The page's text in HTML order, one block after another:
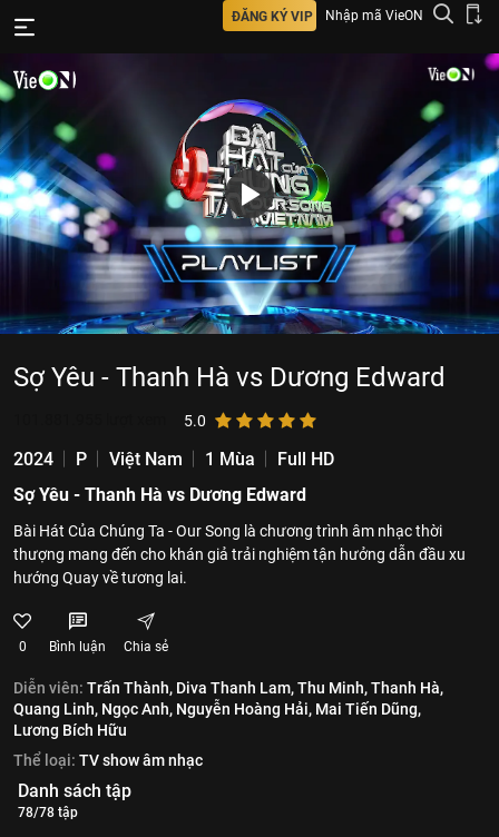
ĐĂNG KÝ VIP Nhập mã VieON
Sợ Yêu - Thanh Hà vs Dương Edward
5.0
2024 P Việt Nam 1 Mùa
Full HD
Sợ Yêu - Thanh Hà vs Dương Edward
Bài Hát Của Chúng Ta - Our Song là chương trình âm nhạc thời
thượng mang đến cho khán giả trải nghiệm tận hưởng dẫn đầu xu
hướng Quay về tương lai.
0 Bình luận Chia sẻ
Diễn viên: Trấn Thành, Diva Thanh Lam,Thu Minh,Thanh Hà,
Quang Linh, Ngọc Anh, Nguyễn Hoàng Hải, Mai Tiến Dũng,
Lương Bích Hữu
Thể loại: TV show âm nhạc
Danh sách tập
78/78 tập